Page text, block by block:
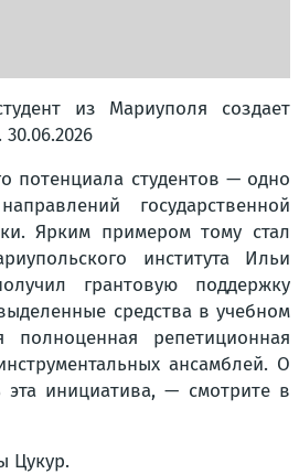
из Мариуполя создает
потенциала студентов — одно
государственной
Ярким примером тому стал
института Ильи
грантовую поддержку
средства в учебном
полноценная репетиционная
ансамблей. О
эта инициатива, — смотрите в
Цукур.